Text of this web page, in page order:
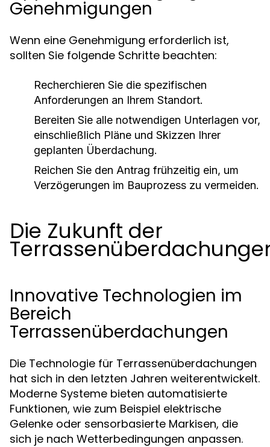
Genehmigungen
Wenn eine Genehmigung erforderlich ist,
sollten Sie folgende Schritte beachten:
Recherchieren Sie die spezifischen
Anforderungen an Ihrem Standort.
Bereiten Sie alle notwendigen Unterlagen vor,
einschließlich Pläne und Skizzen Ihrer
geplanten Überdachung.
Reichen Sie den Antrag frühzeitig ein, um
Verzögerungen im Bauprozess zu vermeiden.
Die Zukunft der
Innovative Technologien im
Bereich
Terrassenüberdachungen
Die Technologie für Terrassenüberdachungen
hat sich in den letzten Jahren weiterentwickelt.
Moderne Systeme bieten automatisierte
Funktionen, wie zum Beispiel elektrische
Gelenke oder sensorbasierte Markisen, die
sich je nach Wetterbedingungen anpassen.